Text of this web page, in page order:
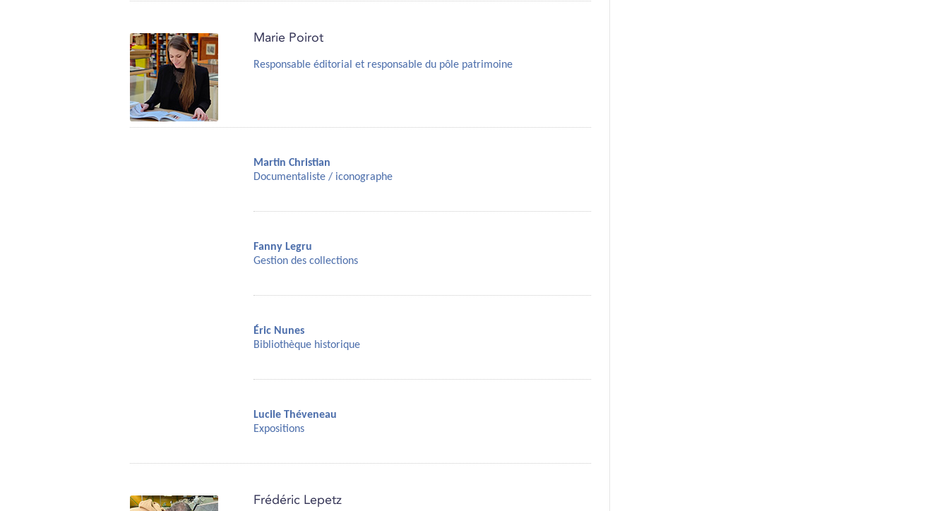
Marie Poirot
Responsable éditorial et responsable du pôle patrimoine
Martin Christian
Documentaliste / iconographe
Fanny Legru
Gestion des collections
Éric Nunes
Bibliothèque historique
Lucile Théveneau
Expositions
Frédéric Lepetz